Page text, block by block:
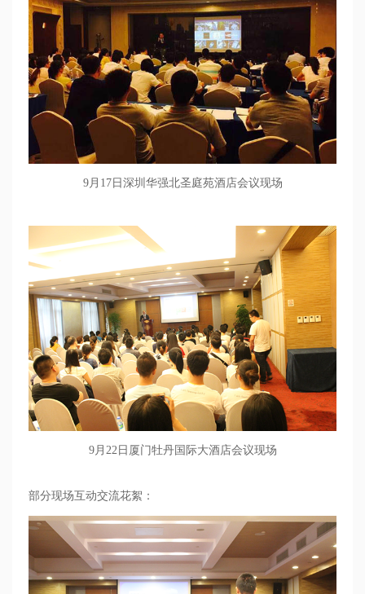
9月 17日深圳华强北圣庭苑酒店会议现场
9月 22 日厦门牡丹国际大酒店会议现场
部分现场互动交流花絮：